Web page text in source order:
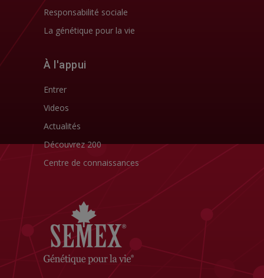
Responsabilité sociale
La génétique pour la vie
À l'appui
Entrer
Videos
Actualités
Découvrez 200
Centre de connaissances